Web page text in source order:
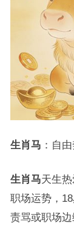
生肖马 ：自
生肖马天生
职场运势，
责骂或职场